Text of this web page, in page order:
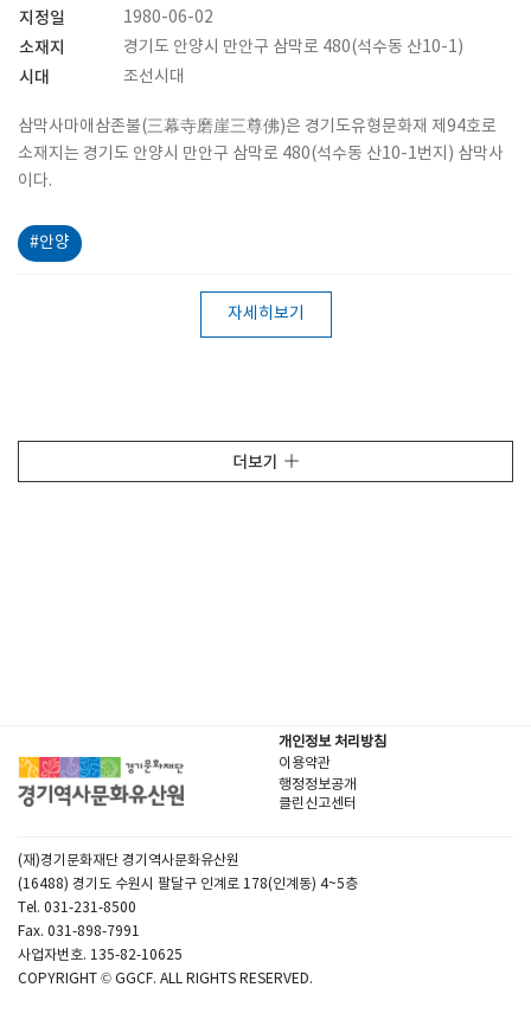
지정일 1980-06-02
소재지 경기도 안양시 만안구 삼막로 480(석수동 산10-1)
시대 조선시대
삼막사마애삼존불(三幕寺磨崖三尊佛)은 경기도유형문화재 제94호로
소재지는 경기도 안양시 만안구 삼막로 480(석수동 산10-1번지) 삼막사
이다.
#안양
자세히보기
더보기
개인정보 처리방침
이용약관
행정정보공개
클린신고센터
(재)경기문화재단 경기역사문화유산원
(16488) 경기도 수원시 팔달구 인계로 178(인계동) 4~5층
Tel. 031-231-8500
Fax. 031-898-7991
사업자번호. 135-82-10625
COPYRIGHT © GGCF. ALL RIGHTS RESERVED.